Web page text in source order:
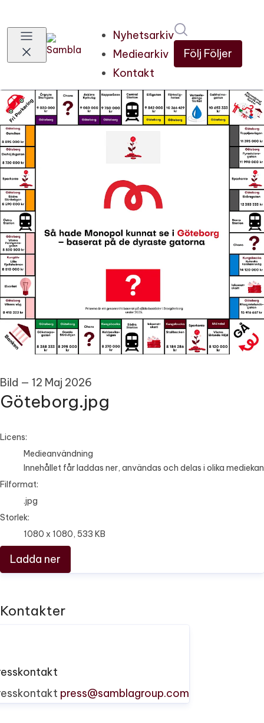
Nyhetsarkiv
Mediearkiv
Kontakt
Följ Följer
Bild — 12 Maj 2026
Göteborg.jpg
go to media item
Licens:
Medieanvändning
Innehållet får laddas ner, användas och delas i olika
Filformat:
.jpg
Storlek:
1080 x 1080, 533 KB
Ladda ner
Kontakter
press@samblagroup.com